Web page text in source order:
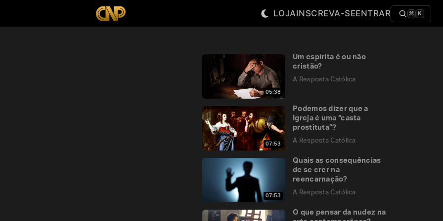
LOJAINSCREVA-SEENTRAR ⌘ K
05:38
Um espírita é ou não
cristão?
A Resposta Católica
07:53
Podemos dizer que a
Igreja é uma “casta
prostituta”?
A Resposta Católica
07:53
Quais as consequências
de se crer na
reencarnação?
A Resposta Católica
O que pensar da nudez na